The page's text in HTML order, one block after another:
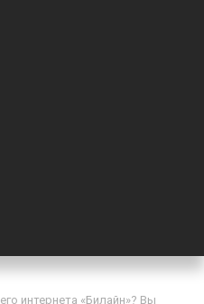
интернета «Билайн»? Вы